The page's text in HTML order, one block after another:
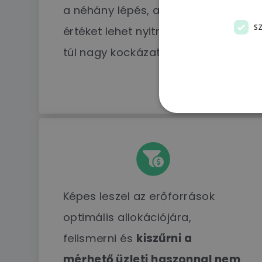
a néhány lépés, amivel valódi
értéket lehet nyitni anélkül, hogy
túl nagy kockázatot vállalnátok.
Képes leszel az erőforrások
optimális allokációjára,
felismerni és kiszűrni a